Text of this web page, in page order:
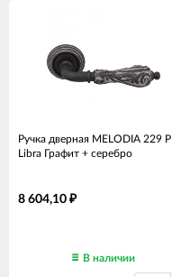
Ручка дверная MELODIA 229 P
Libra Графит + серебро
8 604,10 ₽
В наличии